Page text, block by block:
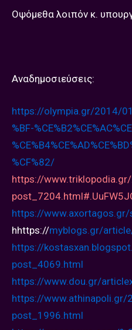
Οψόμεθα λοιπόν κ.
Αναδημοσιεύσεις:
https://olympia.gr/2014/
%BF-%CE%B2%CE%
%CE%B4%
%CF%82/
https://
https://
hhttps://myblogs.gr/
https://
post_4069.html
https://www.dou.gr/
https://www.athinapoli.gr/
post_1996.html